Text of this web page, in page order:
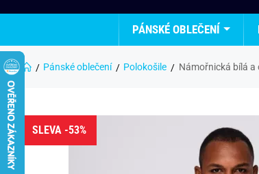
PÁNSKÉ OBLEČENÍ
Pánské oblečení Polokošile Námořnická bílá a
SLEVA -53%